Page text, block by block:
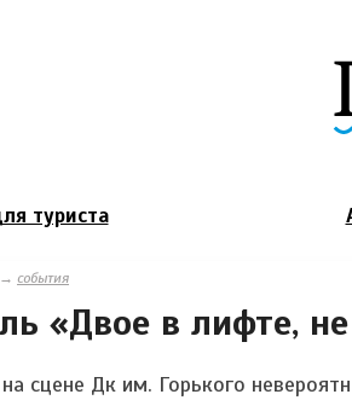
туриста
→ события
«Двое в лифте,
сцене Дк им. Горького